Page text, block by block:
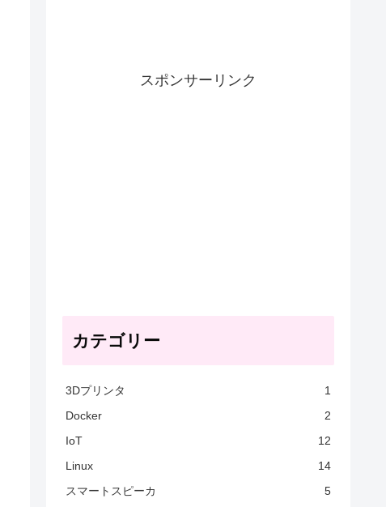
スポンサーリンク
カテゴリー
3Dプリンタ
1
Docker
2
IoT
12
Linux
14
スマートスピーカ
5